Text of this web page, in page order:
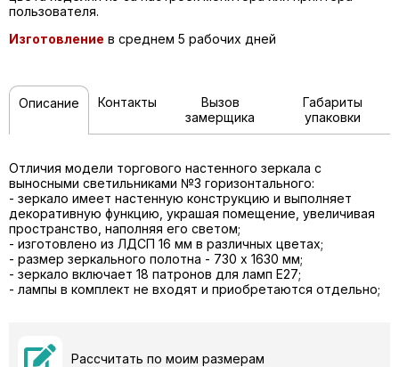
пользователя.
Изготовление в среднем 5 рабочих дней
Описание Контакты
Вызов
замерщика
Габариты
упаковки
Отличия модели торгового настенного зеркала с
выносными светильниками №3 горизонтального:
- зеркало имеет настенную конструкцию и выполняет
декоративную функцию, украшая помещение, увеличивая
пространство, наполняя его светом;
- изготовлено из ЛДСП 16 мм в различных цветах;
- размер зеркального полотна - 730 х 1630 мм;
- зеркало включает 18 патронов для ламп Е27;
- лампы в комплект не входят и приобретаются отдельно;
Рассчитать по моим размерам